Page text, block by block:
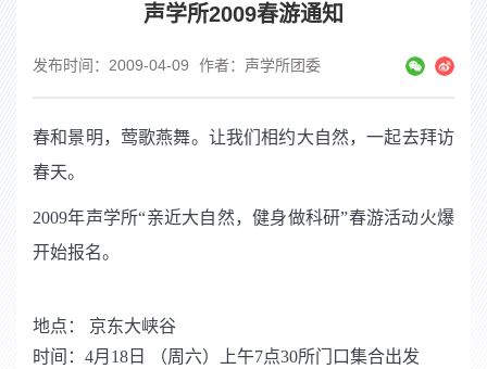
声学所2009春游通知
发布时间：2009-04-09 作者：声学所团委
春和景明，莺歌燕舞。让我们相约大自然，一起去拜访
春天。
2009年声学所“亲近大自然，健身做科研”春游活动火爆
开始报名。
地点： 京东大峡谷
时间：4月18日 （周六）上午7点30所门口集合出发